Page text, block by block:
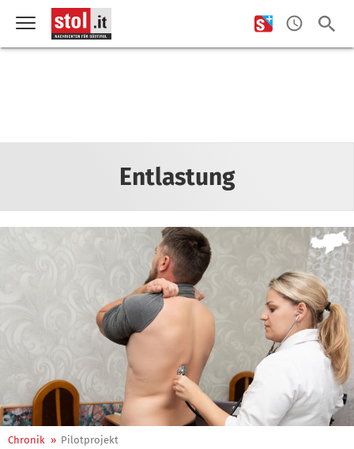
Entlastung
Chronik » Pilotprojekt